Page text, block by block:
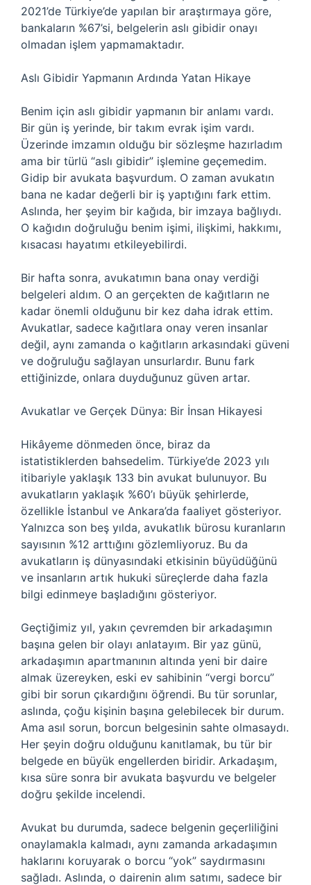
2021’de Türkiye’de yapılan bir araştırmaya göre,
bankaların %67’si, belgelerin aslı gibidir onayı
olmadan işlem yapmamaktadır.
Aslı Gibidir Yapmanın Ardında Yatan Hikaye
Benim için aslı gibidir yapmanın bir anlamı vardı.
Bir gün iş yerinde, bir takım evrak işim vardı.
Üzerinde imzamın olduğu bir sözleşme hazırladım
ama bir türlü “aslı gibidir” işlemine geçemedim.
Gidip bir avukata başvurdum. O zaman avukatın
bana ne kadar değerli bir iş yaptığını fark ettim.
Aslında, her şeyim bir kağıda, bir imzaya bağlıydı.
O kağıdın doğruluğu benim işimi, ilişkimi, hakkımı,
kısacası hayatımı etkileyebilirdi.
Bir hafta sonra, avukatımın bana onay verdiği
belgeleri aldım. O an gerçekten de kağıtların ne
kadar önemli olduğunu bir kez daha idrak ettim.
Avukatlar, sadece kağıtlara onay veren insanlar
değil, aynı zamanda o kağıtların arkasındaki güveni
ve doğruluğu sağlayan unsurlardır. Bunu fark
ettiğinizde, onlara duyduğunuz güven artar.
Avukatlar ve Gerçek Dünya: Bir İnsan Hikayesi
Hikâyeme dönmeden önce, biraz da
istatistiklerden bahsedelim. Türkiye’de 2023 yılı
itibariyle yaklaşık 133 bin avukat bulunuyor. Bu
avukatların yaklaşık %60’ı büyük şehirlerde,
özellikle İstanbul ve Ankara’da faaliyet gösteriyor.
Yalnızca son beş yılda, avukatlık bürosu kuranların
sayısının %12 arttığını gözlemliyoruz. Bu da
avukatların iş dünyasındaki etkisinin büyüdüğünü
ve insanların artık hukuki süreçlerde daha fazla
bilgi edinmeye başladığını gösteriyor.
Geçtiğimiz yıl, yakın çevremden bir arkadaşımın
başına gelen bir olayı anlatayım. Bir yaz günü,
arkadaşımın apartmanının altında yeni bir daire
almak üzereyken, eski ev sahibinin “vergi borcu”
gibi bir sorun çıkardığını öğrendi. Bu tür sorunlar,
aslında, çoğu kişinin başına gelebilecek bir durum.
Ama asıl sorun, borcun belgesinin sahte olmasaydı.
Her şeyin doğru olduğunu kanıtlamak, bu tür bir
belgede en büyük engellerden biridir. Arkadaşım,
kısa süre sonra bir avukata başvurdu ve belgeler
doğru şekilde incelendi.
Avukat bu durumda, sadece belgenin geçerliliğini
onaylamakla kalmadı, aynı zamanda arkadaşımın
haklarını koruyarak o borcu “yok” saydırmasını
sağladı. Aslında, o dairenin alım satımı, sadece bir